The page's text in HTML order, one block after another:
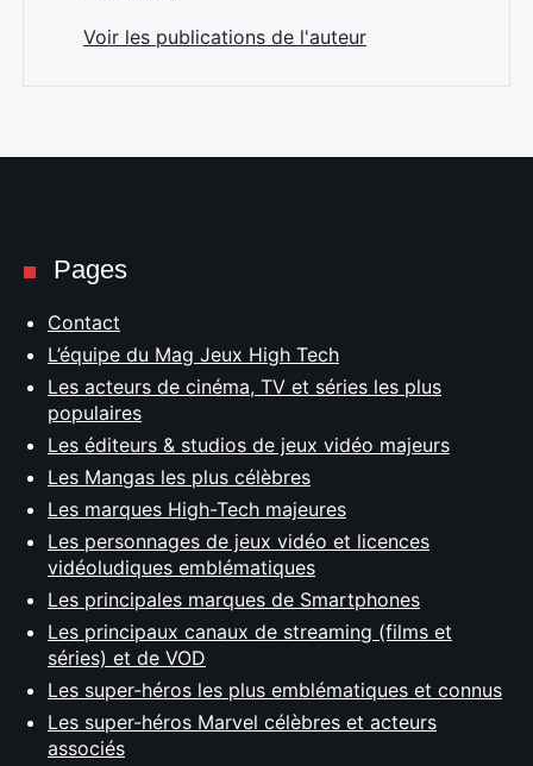
Voir les publications de l'auteur
Pages
Contact
L’équipe du Mag Jeux High Tech
Les acteurs de cinéma, TV et séries les plus
populaires
Les éditeurs & studios de jeux vidéo majeurs
Les Mangas les plus célèbres
Les marques High-Tech majeures
Les personnages de jeux vidéo et licences
vidéoludiques emblématiques
Les principales marques de Smartphones
Les principaux canaux de streaming (films et
séries) et de VOD
Les super-héros les plus emblématiques et connus
Les super-héros Marvel célèbres et acteurs
associés